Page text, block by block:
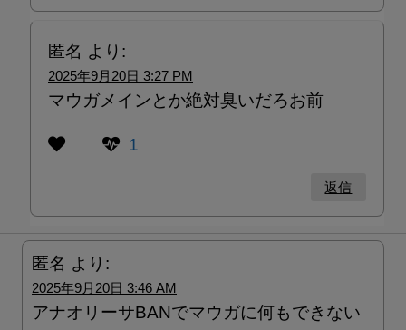
匿名 より:
2025年9月20日 3:27 PM
マウガメインとか絶対臭いだろお前
1
返信
匿名 より:
2025年9月20日 3:46 AM
アナオリーサBANでマウガに何もできない